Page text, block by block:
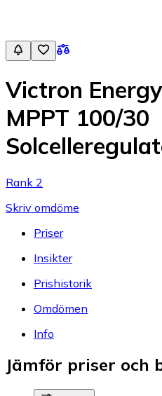
Victron
MPPT 100/30
Rank 2
Skriv omdöme
Priser
Insikter
Prishistorik
Omdömen
Info
Jämför priser och